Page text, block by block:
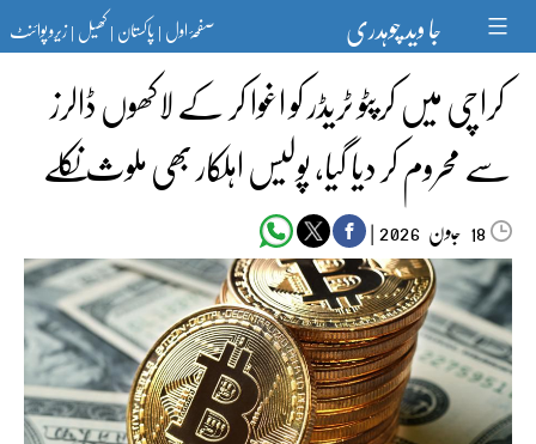
content جا وید چوہدری صفحۂ اول|پاکستان|کھیل|زیرو پوائنٹ
کراچی میں کرپٹو ٹریڈر کو اغوا کر کے لاکھوں ڈالرز
سے محروم کر دیا گیا، پولیس اہلکار بھی ملوث نکلے
18 جون‬‮ |